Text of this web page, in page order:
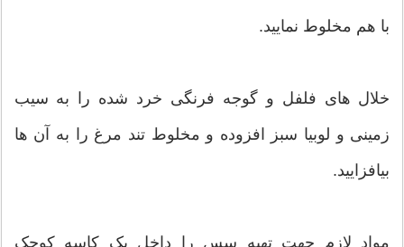
با هم مخلوط نمایید.
خلال های فلفل و گوجه فرنگی خرد شده را به سیب
زمینی و لوبیا سبز افزوده و مخلوط تند مرغ را به آن ها
بیافزایید.
مواد لازم جهت تهیه سس را داخل یک کاسه کوچک